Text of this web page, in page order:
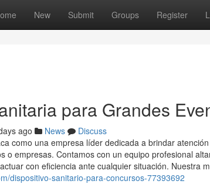
New Submit Groups Register
para Grandes
ago News
Discuss
como una empresa líder dedicada a brindar
o empresas. Contamos con un equipo profesional
con eficiencia ante cualquier situación. Nuestra
dispositivo-sanitario-para-concursos-77393692